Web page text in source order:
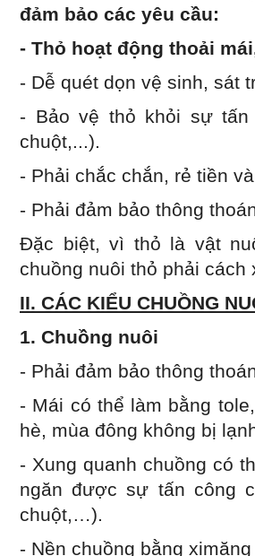
đảm bảo các yêu cầu:
- Thỏ hoạt động thoải
- Dễ quét dọn vệ sinh, sát
- Bảo vệ thỏ khỏi sự tấn
chuột,...).
- Phải chắc chắn, rẻ tiền
- Phải đảm bảo thông
Đặc biệt, vì thỏ là vật
chuồng nuôi thỏ phải
II. CÁC KIỂU CHUỒNG
1. Chuồng nuôi
- Phải đảm bảo thông
- Mái có thể làm bằng
hè, mùa đông không bị
- Xung quanh chuồng có
ngăn được sự tấn công
chuột,…).
- Nền chuồng bằng